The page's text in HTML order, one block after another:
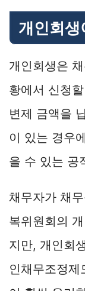
개인회생
개인회생은
황에서 신청
변제 금액을
이 있는 경우
을 수 있는 공
채무자가 채
복위원회의
지만, 개인회
인채무조정제